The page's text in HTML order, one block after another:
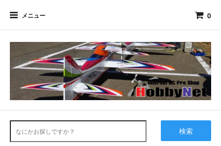
メニュー 0
検索